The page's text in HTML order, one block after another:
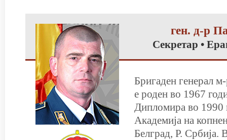
ген. д-р
Секретар •
Бригаден генерал
е роден во 1967
Дипломира во 1990
Академија на
Белград, Р. Србија.